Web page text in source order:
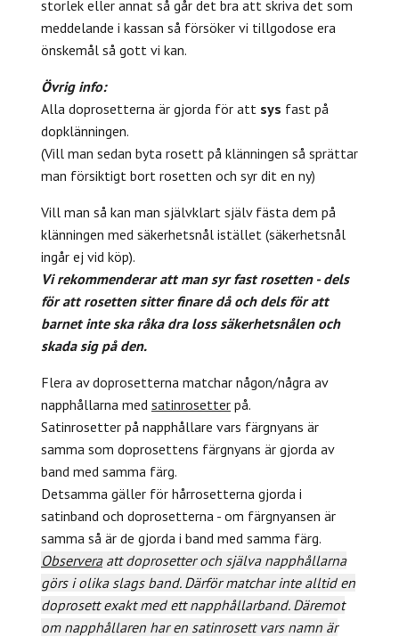
storlek eller annat så går det bra att skriva det som
meddelande i kassan så försöker vi tillgodose era
önskemål så gott vi kan.
Övrig info:
Alla doprosetterna är gjorda för att sys fast på
dopklänningen.
(Vill man sedan byta rosett på klänningen så sprättar
man försiktigt bort rosetten och syr dit en ny)
Vill man så kan man självklart själv fästa dem på
klänningen med säkerhetsnål istället (säkerhetsnål
ingår ej vid köp).
Vi rekommenderar att man syr fast rosetten - dels
för att rosetten sitter finare då och dels för att
barnet inte ska råka dra loss säkerhetsnålen och
skada sig på den.
Flera av doprosetterna matchar någon/några av
napphållarna med satinrosetter på.
Satinrosetter på napphållare vars färgnyans är
samma som doprosettens färgnyans är gjorda av
band med samma färg.
Detsamma gäller för hårrosetterna gjorda i
satinband och doprosetterna - om färgnyansen är
samma så är de gjorda i band med samma färg.
Observeraatt doprosetter och själva napphållarna
görs i olika slags band. Därför matchar inte alltid en
doprosett exakt med ett napphållarband. Däremot
om napphållaren har en satinrosett vars namn är